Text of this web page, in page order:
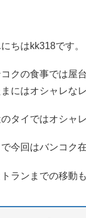
ちはkk318です。
クの食事では屋
まにはオシャレな
タイではオシャ
今回はバンコク
トランまでの移動